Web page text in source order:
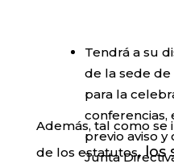
Tendrá a su
de la sede
para la
conferencias,
previo aviso
Junta
Además, tal como se
de los estatutos,los